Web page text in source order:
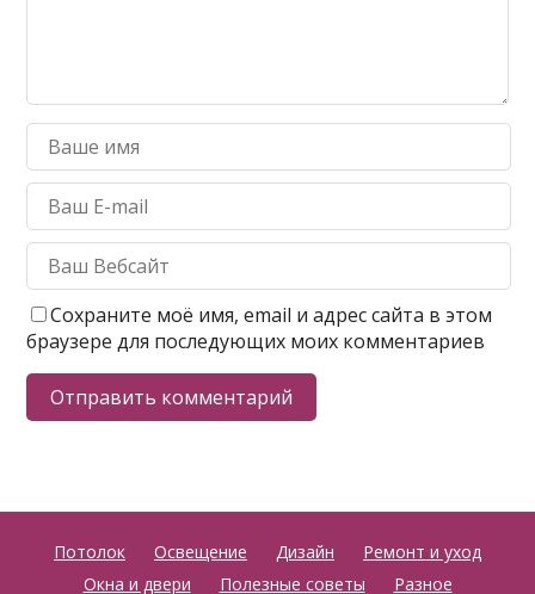
Сохраните моё имя, email и адрес сайта в этом
браузере для последующих моих комментариев
Потолок Освещение Дизайн
Ремонт и уход
Окна и двери
Полезные советы Разное